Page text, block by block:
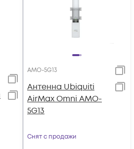
AMO-5G13
Антенна Ubiquiti
AirMax Omni AMO-
5G13
Снят с продажи